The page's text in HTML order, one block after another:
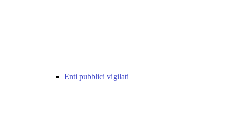
Enti pubblici vigilati